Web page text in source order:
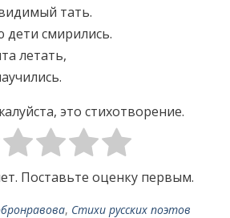
тать.
дети смирились.
летать,
это стихотворение.
Поставьте оценку первым.
, Стихи русских поэтов